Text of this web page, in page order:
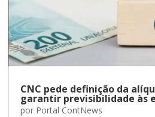
CNC pede definição da
garantir previsibilidade às
por Portal ContNews